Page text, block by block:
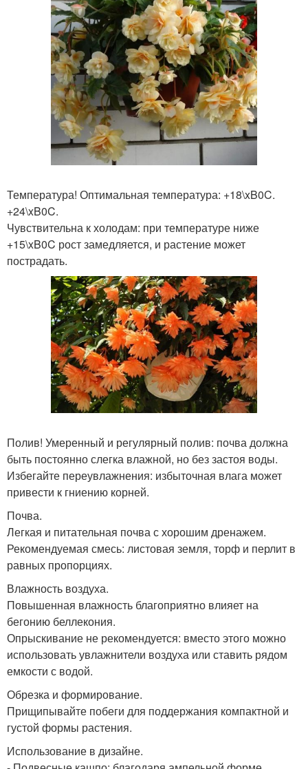
Температура! Оптимальная температура: +18\xB0C.
+24\xB0C.
Чувствительна к холодам: при температуре ниже
+15\xB0C рост замедляется, и растение может
пострадать.
Полив! Умеренный и регулярный полив: почва должна
быть постоянно слегка влажной, но без застоя воды.
Избегайте переувлажнения: избыточная влага может
привести к гниению корней.
Почва.
Легкая и питательная почва с хорошим дренажем.
Рекомендуемая смесь: листовая земля, торф и перлит в
равных пропорциях.
Влажность воздуха.
Повышенная влажность благоприятно влияет на
бегонию беллекония.
Опрыскивание не рекомендуется: вместо этого можно
использовать увлажнители воздуха или ставить рядом
емкости с водой.
Обрезка и формирование.
Прищипывайте побеги для поддержания компактной и
густой формы растения.
Использование в дизайне.